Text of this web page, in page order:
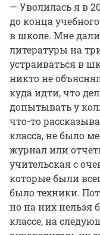
— Уволилась я в
до конца
в школе. Мне дали
литературы на
устраиваться в
никто не
куда идти, что
допытывать у
что-то
класса, не было
журнал или
учительская с
которые были
было техники.
но на них нельзя
классе, на